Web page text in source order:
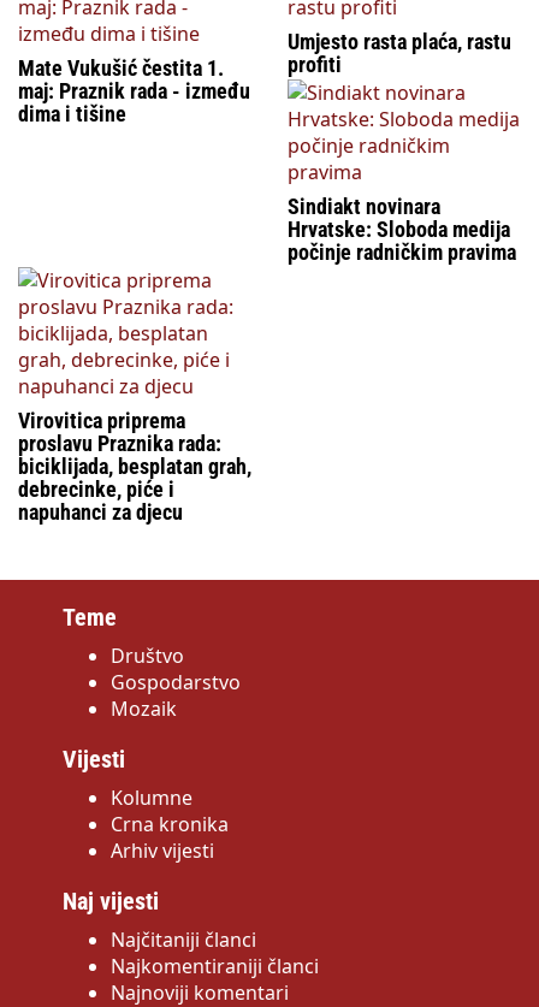
Mate Vukušić čestita 1.
maj: Praznik rada - između
dima i tišine
Umjesto rasta plaća, rastu
profiti
Sindiakt novinara
Hrvatske: Sloboda medija
počinje radničkim pravima
Virovitica priprema
proslavu Praznika rada:
biciklijada, besplatan grah,
debrecinke, piće i
napuhanci za djecu
Teme
Društvo
Gospodarstvo
Mozaik
Vijesti
Kolumne
Crna kronika
Arhiv vijesti
Naj vijesti
Najčitaniji članci
Najkomentiraniji članci
Najnoviji komentari